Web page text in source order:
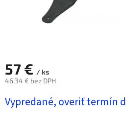
57 € / ks
46,34 € bez DPH
cena:
Vypredané, overiť termín